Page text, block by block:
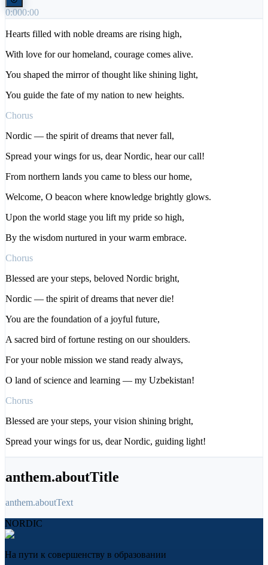
0:000:00
Hearts filled with noble dreams are rising high,
With love for our homeland, courage comes alive.
You shaped the mirror of thought like shining light,
You guide the fate of my nation to new heights.
Chorus
Nordic — the spirit of dreams that never fall,
Spread your wings for us, dear Nordic, hear our call!
From northern lands you came to bless our home,
Welcome, O beacon where knowledge brightly glows.
Upon the world stage you lift my pride so high,
By the wisdom nurtured in your warm embrace.
Chorus
Blessed are your steps, beloved Nordic bright,
Nordic — the spirit of dreams that never die!
You are the foundation of a joyful future,
A sacred bird of fortune resting on our shoulders.
For your noble mission we stand ready always,
O land of science and learning — my Uzbekistan!
Chorus
Blessed are your steps, your vision shining bright,
Spread your wings for us, dear Nordic, guiding light!
anthem.aboutTitle
anthem.aboutText
NORDIC
На пути к совершенству в образовании